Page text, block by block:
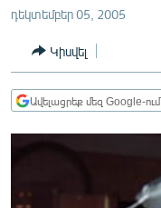
ՀԱՍԱՐԱԿՈՒԹՅՈՒՆ
ՏՆՏԵՍՈՒԹՅՈՒՆ
ՂԱՐԱԲԱՂ
ՏԱՐԱԾԱՇՐՋԱՆ
դեկտեմբեր 05, 2005
Կիսվել
Ավելացրեք մեզ Google-ում